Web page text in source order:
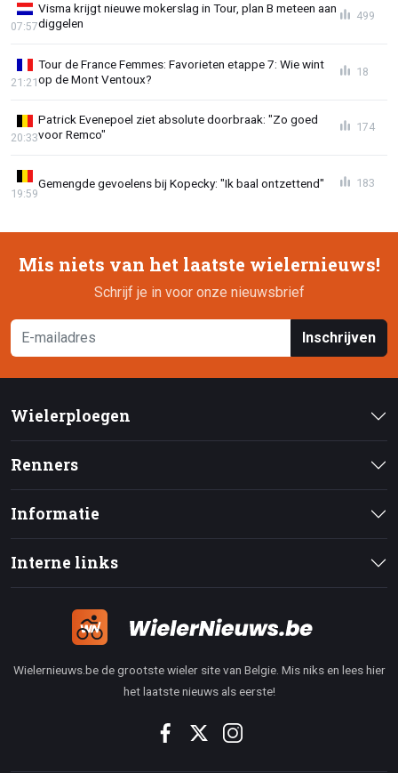
Visma krijgt nieuwe mokerslag in Tour, plan B meteen aan
diggelen
07:57
499
Tour de France Femmes: Favorieten etappe 7: Wie wint
op de Mont Ventoux?
21:21
18
Patrick Evenepoel ziet absolute doorbraak: "Zo goed
voor Remco"
20:33
174
Gemengde gevoelens bij Kopecky: "Ik baal ontzettend"
19:59
183
Mis niets van het laatste wielernieuws!
Schrijf je in voor onze nieuwsbrief
Inschrijven
Wielerploegen
Renners
Informatie
Interne links
Wielernieuws.be de grootste wieler site van Belgie. Mis niks en lees hier
het laatste nieuws als eerste!